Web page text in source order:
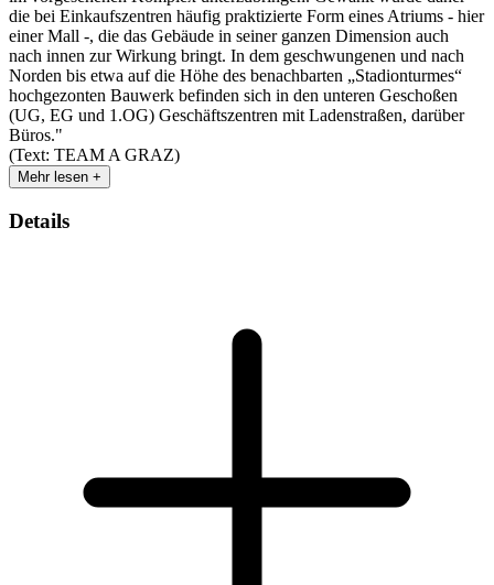
die bei Einkaufszentren häufig praktizierte Form eines Atriums - hier
einer Mall -, die das Gebäude in seiner ganzen Dimension auch
nach innen zur Wirkung bringt. In dem geschwungenen und nach
Norden bis etwa auf die Höhe des benachbarten „Stadionturmes“
hochgezonten Bauwerk befinden sich in den unteren Geschoßen
(UG, EG und 1.OG) Geschäftszentren mit Ladenstraßen, darüber
Büros."
(Text: TEAM A GRAZ)
Mehr lesen +
Details